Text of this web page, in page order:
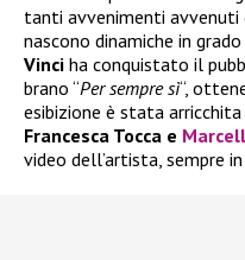
tanti avvenimenti avvenuti
nascono dinamiche in
Vinci ha conquistato il
brano “Per sempre sì“,
esibizione è stata
Francesca Tocca e
video dell’artista, sempre